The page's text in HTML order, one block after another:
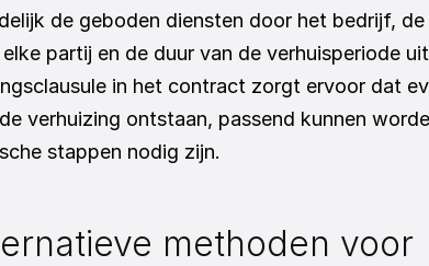
de geboden diensten door het bedrijf,
partij en de duur van de verhuisperiode
in het contract zorgt ervoor dat
verhuizing ontstaan, passend kunnen
stappen nodig zijn.
methoden voor